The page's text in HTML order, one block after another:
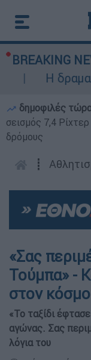
BREAKING
Η
δημοφιλές
σεισμός 7,4
δρόμους
┋
«Σας
Τούμπα» -
στον
«Το ταξίδι
αγώνας. Σας
λόγια του